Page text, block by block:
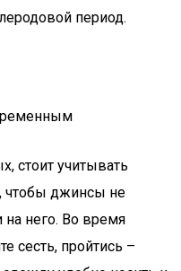
период.
стоит учитывать
чтобы джинсы не
на него. Во время
сесть, пройтись –